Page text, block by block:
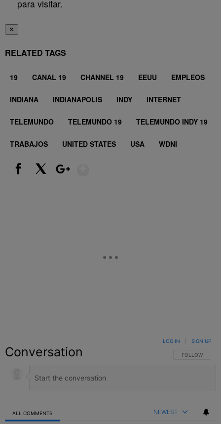
para visitar.
✕
RELATED TAGS
19 CANAL 19 CHANNEL 19 EEUU EMPLEOS
INDIANA INDIANAPOLIS INDY INTERNET
TELEMUNDO TELEMUNDO 19 TELEMUNDO INDY 19
TRABAJOS UNITED STATES USA WDNI
Conversation FOLLOW THIS
FOLLOW
LOG IN SIGN UP
ALL COMMENTS NEWEST